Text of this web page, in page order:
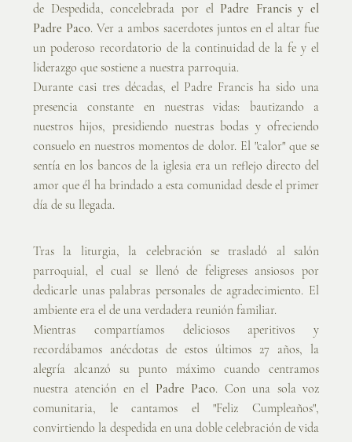
de Despedida, concelebrada por el Padre Francis y el
Padre Paco. Ver a ambos sacerdotes juntos en el altar fue
un poderoso recordatorio de la continuidad de la fe y el
liderazgo que sostiene a nuestra parroquia.
Durante casi tres décadas, el Padre Francis ha sido una
presencia constante en nuestras vidas: bautizando a
nuestros hijos, presidiendo nuestras bodas y ofreciendo
consuelo en nuestros momentos de dolor. El "calor" que se
sentía en los bancos de la iglesia era un reflejo directo del
amor que él ha brindado a esta comunidad desde el primer
día de su llegada.
Tras la liturgia, la celebración se trasladó al salón
parroquial, el cual se llenó de feligreses ansiosos por
dedicarle unas palabras personales de agradecimiento. El
ambiente era el de una verdadera reunión familiar.
Mientras compartíamos deliciosos aperitivos y
recordábamos anécdotas de estos últimos 27 años, la
alegría alcanzó su punto máximo cuando centramos
nuestra atención en el Padre Paco. Con una sola voz
comunitaria, le cantamos el "Feliz Cumpleaños",
convirtiendo la despedida en una doble celebración de vida